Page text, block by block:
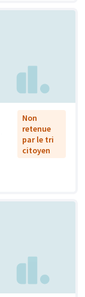
Non
retenue
par le tri
citoyen